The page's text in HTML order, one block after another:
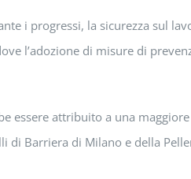
i progressi, la sicurezza sul
l’adozione di misure di
essere attribuito a una
di Barriera di Milano e della